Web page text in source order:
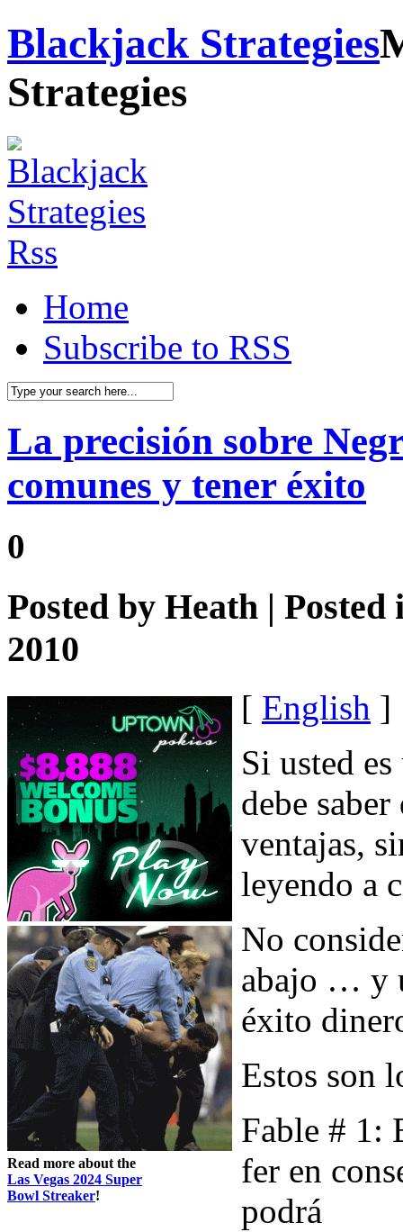
Blackjack Strategies
Strategies
Home
Subscribe to RSS
La precisión sobre
comunes y tener éxito
0
Posted by Heath |
2010
Read more about the
Las Vegas 2024 Super
Bowl Streaker!
[ English ]
Si usted
debe
ventajas,
leyendo a
No
abajo … y
éxito
Estos son
Fable # 1:
fer en
podrá